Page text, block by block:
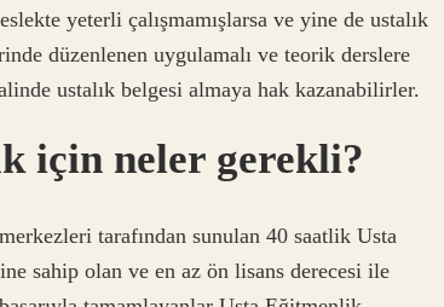
yeterli çalışmamışlarsa ve yine de ustalık
düzenlenen uygulamalı ve teorik derslere
ustalık belgesi almaya hak kazanabilirler.
için neler gerekli?
tarafından sunulan 40 saatlik Usta
sahip olan ve en az ön lisans derecesi ile